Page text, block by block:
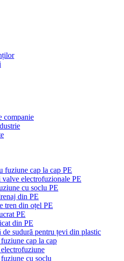
companie
fuziune cap la cap PE
electrofuzionale PE
cu soclu PE
din PE
tren din oțel PE
PE
din PE
de sudură pentru țevi din plastic
cap la cap
cu soclu